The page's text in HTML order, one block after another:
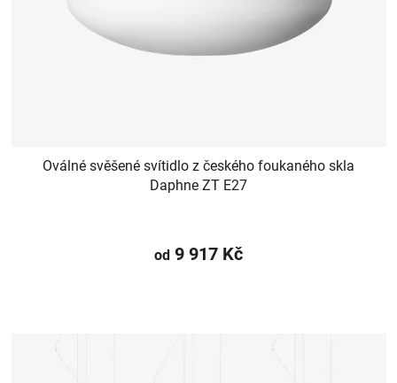
Oválné svěšené svítidlo z českého foukaného skla
Daphne ZT E27
od 9 917 Kč